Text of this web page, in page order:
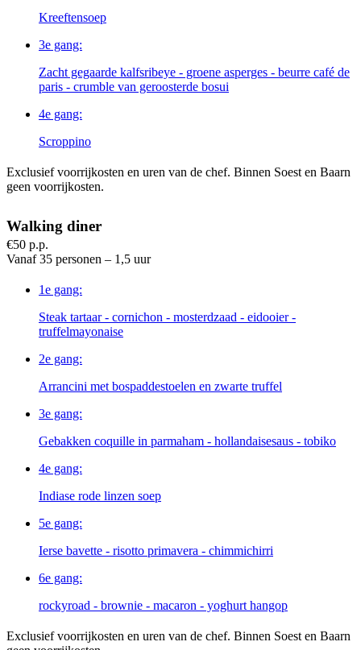
Kreeftensoep
3e gang:
Zacht gegaarde kalfsribeye - groene asperges - beurre café de
paris - crumble van geroosterde bosui
4e gang:
Scroppino
Exclusief voorrijkosten en uren van de chef. Binnen Soest en Baarn
geen voorrijkosten.
Walking diner
€50 p.p.
Vanaf 35 personen – 1,5 uur
1e gang:
Steak tartaar - cornichon - mosterdzaad - eidooier -
truffelmayonaise
2e gang:
Arrancini met bospaddestoelen en zwarte truffel
3e gang:
Gebakken coquille in parmaham - hollandaisesaus - tobiko
4e gang:
Indiase rode linzen soep
5e gang:
Ierse bavette - risotto primavera - chimmichirri
6e gang:
rockyroad - brownie - macaron - yoghurt hangop
Exclusief voorrijkosten en uren van de chef. Binnen Soest en Baarn